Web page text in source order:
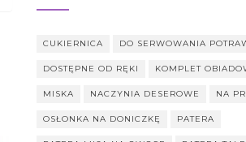
CUKIERNICA DO SERWOWANIA
DOSTĘPNE OD RĘKI KOMPLET
MISKA NACZYNIA DESEROWE NA
OSŁONKA NA DONICZKĘ PATERA